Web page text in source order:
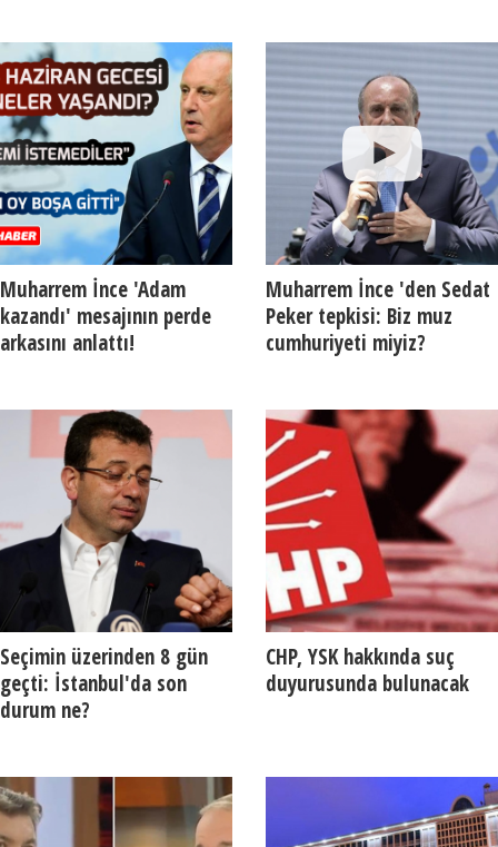
Muharrem İnce 'Adam
kazandı' mesajının perde
arkasını anlattı!
Muharrem İnce 'den Sedat
Peker tepkisi: Biz muz
cumhuriyeti miyiz?
Seçimin üzerinden 8 gün
geçti: İstanbul'da son
durum ne?
CHP, YSK hakkında suç
duyurusunda bulunacak